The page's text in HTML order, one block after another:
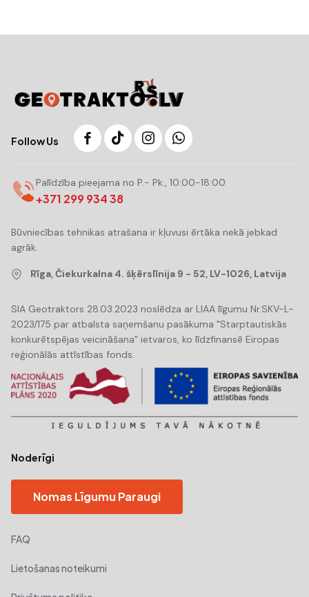
Follow Us
Palīdzība pieejama no P.- Pk., 10:00-18:00
+371 299 934 38
Būvniecības tehnikas atrašana ir kļuvusi ērtāka nekā jebkad
agrāk.
Rīga, Čiekurkalna 4. šķērslīnija 9 - 52, LV-1026, Latvija
SIA Geotraktors 28.03.2023 noslēdza ar LIAA līgumu Nr.SKV-L-
2023/175 par atbalsta saņemšanu pasākuma "Starptautiskās
konkurētspējas veicināšana" ietvaros, ko līdzfinansē Eiropas
reģionālās attīstības fonds.
Noderīgi
Nomas Līgumu Paraugi
FAQ
Lietošanas noteikumi